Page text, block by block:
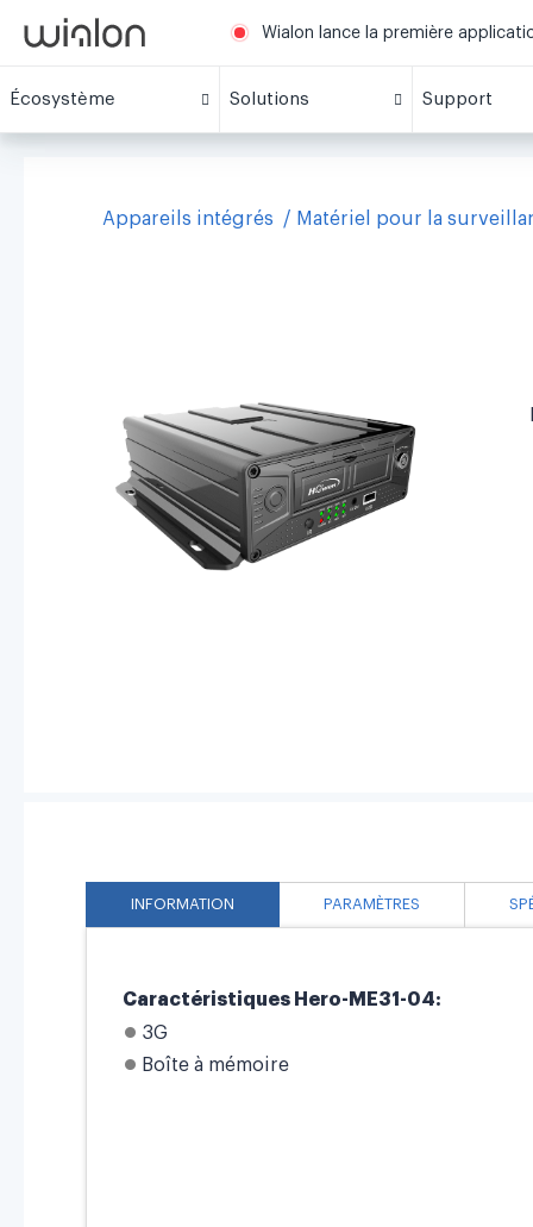
Wialon lance la première
Écosystème Solutions Support
Appareils intégrés Matériel pour la
INFORMATION PARAMÈTRES
Caractéristiques Hero-ME31-04:
3G
Boîte à mémoire